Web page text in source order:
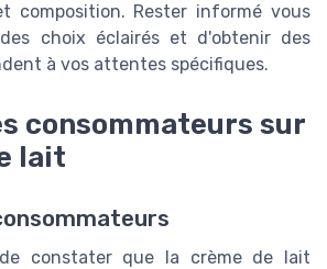
composition. Rester informé vous
choix éclairés et d'obtenir des
à vos attentes spécifiques.
consommateurs sur
lait
constater que la crème de lait